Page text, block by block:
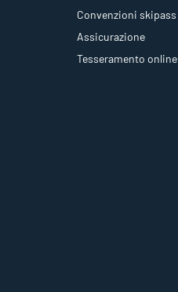
Convenzioni skipass
Assicurazione
Tesseramento online